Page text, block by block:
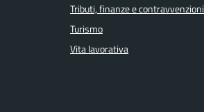
Tributi, finanze e contravvenzioni
Turismo
Vita lavorativa